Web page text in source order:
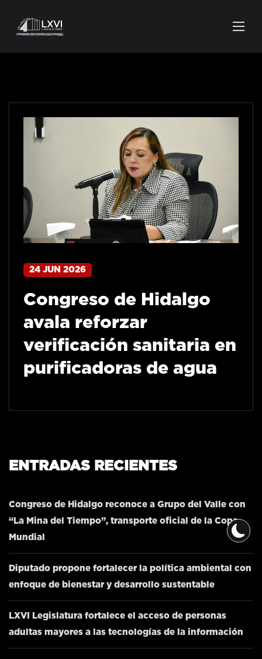
24 JUN 2026
Congreso de Hidalgo
avala reforzar
verificación sanitaria en
purificadoras de agua
ENTRADAS RECIENTES
Congreso de Hidalgo reconoce a Grupo del Valle con
“La Mina del Tiempo”, transporte oficial de la Copa
Mundial
Diputado propone fortalecer la política ambiental con
enfoque de bienestar y desarrollo sustentable
LXVI Legislatura fortalece el acceso de personas
adultas mayores a las tecnologías de la información